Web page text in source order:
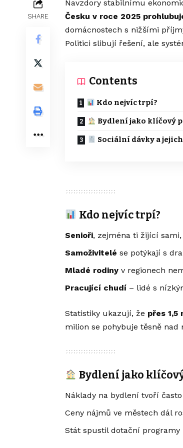
SHARE
Navzdory stabilnímu
Česku v roce 2025
domácnostech s nižšími
Politici slibují řešení, ale
Contents
Kdo nejvíc trpí?
Bydlení jako klíčový
Sociální dávky a
Kdo nejvíc trpí?
Senioři, zejména ti žijící
Samoživitelé se potýkají s
Mladé rodiny v regionech
Pracující chudí – lidé s
Statistiky ukazují, že přes 1,5
milion se pohybuje těsně nad
Bydlení jako
Náklady na bydlení tvoří
Ceny nájmů ve městech dál
Stát spustil dotační programy